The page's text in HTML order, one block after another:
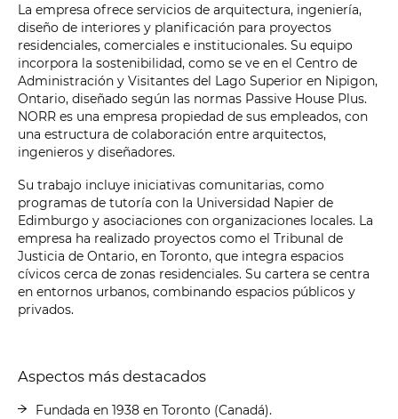
La empresa ofrece servicios de arquitectura, ingeniería,
diseño de interiores y planificación para proyectos
residenciales, comerciales e institucionales. Su equipo
incorpora la sostenibilidad, como se ve en el Centro de
Administración y Visitantes del Lago Superior en Nipigon,
Ontario, diseñado según las normas Passive House Plus.
NORR es una empresa propiedad de sus empleados, con
una estructura de colaboración entre arquitectos,
ingenieros y diseñadores.
Su trabajo incluye iniciativas comunitarias, como
programas de tutoría con la Universidad Napier de
Edimburgo y asociaciones con organizaciones locales. La
empresa ha realizado proyectos como el Tribunal de
Justicia de Ontario, en Toronto, que integra espacios
cívicos cerca de zonas residenciales. Su cartera se centra
en entornos urbanos, combinando espacios públicos y
privados.
Aspectos más destacados
Fundada en 1938 en Toronto (Canadá).